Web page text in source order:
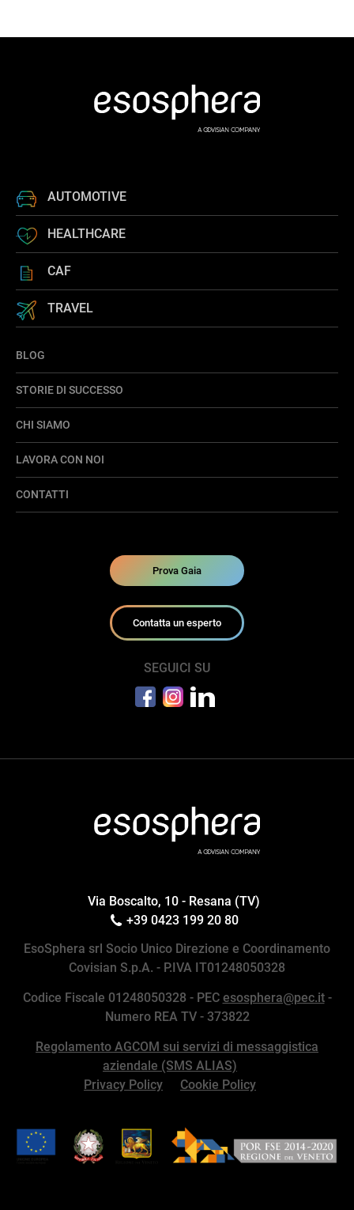
AUTOMOTIVE
HEALTHCARE
CAF
TRAVEL
BLOG
STORIE DI SUCCESSO
CHI SIAMO
LAVORA CON NOI
CONTATTI
Prova Gaia
Contatta un esperto
SEGUICI SU
Via Boscalto, 10 - Resana (TV)
+39 0423 199 20 80
EsoSphera srl Socio Unico Direzione e Coordinamento
Covisian S.p.A. - P.IVA IT01248050328
Codice Fiscale 01248050328 - PEC esosphera@pec.it-
Numero REA TV - 373822
Regolamento AGCOM sui servizi di messaggistica
aziendale (SMS ALIAS)
Privacy Policy
Cookie Policy